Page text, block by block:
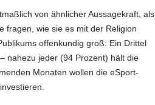
von ähnlicher Aussagekraft, als
fragen, wie sie es mit der Religion
offenkundig groß: Ein Drittel
nahezu jeder (94 Prozent) hält die
Monaten wollen die eSport-